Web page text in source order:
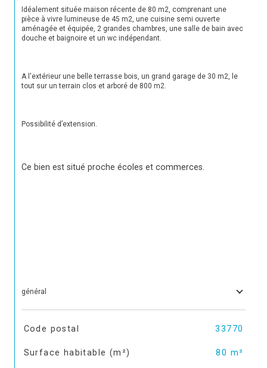
Idéalement située maison récente de 80 m2, comprenant une
pièce à vivre lumineuse de 45 m2, une cuisine semi ouverte
aménagée et équipée, 2 grandes chambres, une salle de bain avec
douche et baignoire et un wc indépendant.
A l'extérieur une belle terrasse bois, un grand garage de 30 m2, le
tout sur un terrain clos et arboré de 800 m2.
Possibilité d’extension.
Ce bien est situé proche écoles et commerces.
général
TRAD_SIROCCO_Caracteristique
Code postal 33770
Surface habitable (m²) 80 m²